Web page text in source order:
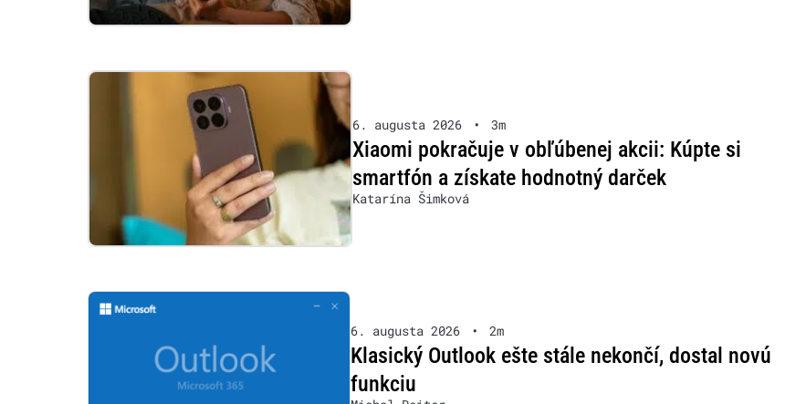
6. augusta 2026 • 3m
Xiaomi pokračuje v obľúbenej akcii: Kúpte si
smartfón a získate hodnotný darček
Katarína Šimková
6. augusta 2026 • 2m
Klasický Outlook ešte stále nekončí, dostal novú
funkciu